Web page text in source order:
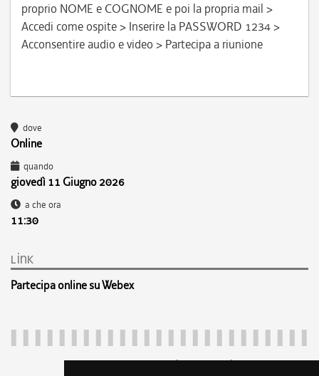
proprio NOME e COGNOME e poi la propria mail >
Accedi come ospite > Inserire la PASSWORD 1234 >
Acconsentire audio e video > Partecipa a riunione
dove
Online
quando
giovedì 11 Giugno 2026
a che ora
11:30
link
Partecipa online su Webex
Regione Autonoma Friuli Venezia Giulia